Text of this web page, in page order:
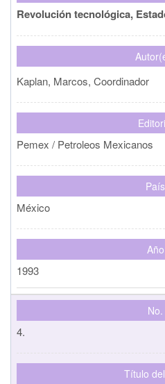
Revolución tecnológica,
Kaplan, Marcos, Coordinador
Pemex / Petroleos Mexicanos
País
México
Año
1993
No.
4.
Título